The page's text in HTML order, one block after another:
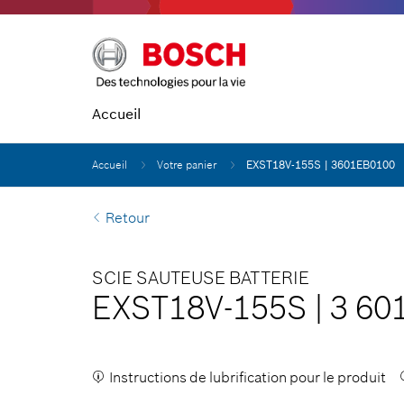
Accueil
Accueil Votre panier EXST18V-155S | 3601EB0100
Retour
SCIE SAUTEUSE BATTERIE
EXST18V-155S | 3
Instructions de lubrification pour le produit